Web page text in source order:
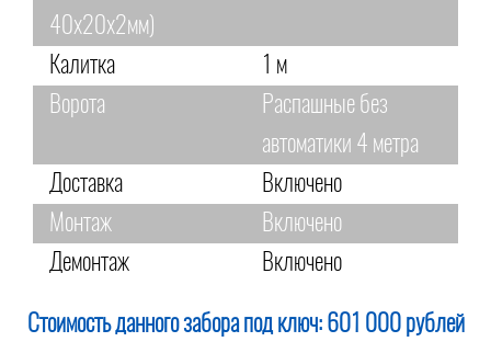
40х20х2мм)
Калитка
1 м
Ворота
Распашные без
автоматики 4 метра
Доставка
Включено
Монтаж
Включено
Демонтаж
Включено
Стоимость данного забора под ключ: 601 000 рублей